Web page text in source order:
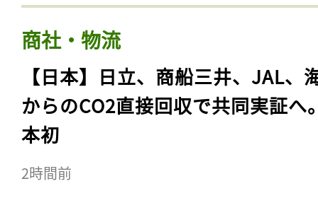
商社・物流
【日本】日立、商船三井、JAL、
からのCO2直接回収で共同実証へ
本初
2時間前